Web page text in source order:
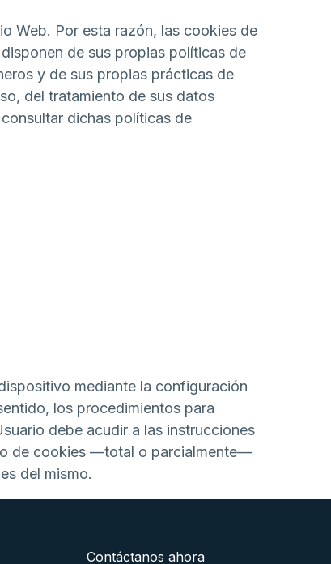
Web. Por esta razón, las cookies de
de sus propias políticas de
y de sus propias prácticas de
del tratamiento de sus datos
dichas políticas de
mediante la configuración
los procedimientos para
debe acudir a las instrucciones
de cookies —total o parcialmente—
del mismo.
Contáctanos ahora